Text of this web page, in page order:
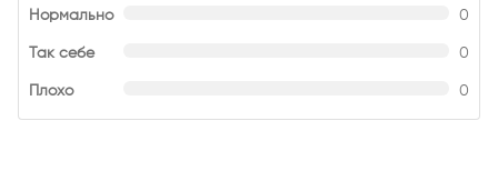
Нормально 0
Так себе 0
Плохо 0